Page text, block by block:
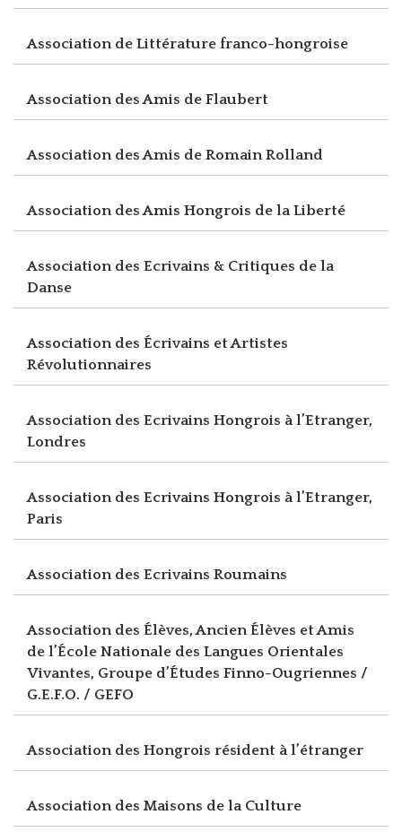
Association de Littérature franco-hongroise
Association des Amis de Flaubert
Association des Amis de Romain Rolland
Association des Amis Hongrois de la Liberté
Association des Ecrivains & Critiques de la
Danse
Association des Écrivains et Artistes
Révolutionnaires
Association des Ecrivains Hongrois à l’Etranger,
Londres
Association des Ecrivains Hongrois à l’Etranger,
Paris
Association des Ecrivains Roumains
Association des Élèves, Ancien Élèves et Amis
de l’École Nationale des Langues Orientales
Vivantes, Groupe d’Études Finno-Ougriennes /
G.E.F.O. / GEFO
Association des Hongrois résident à l’étranger
Association des Maisons de la Culture